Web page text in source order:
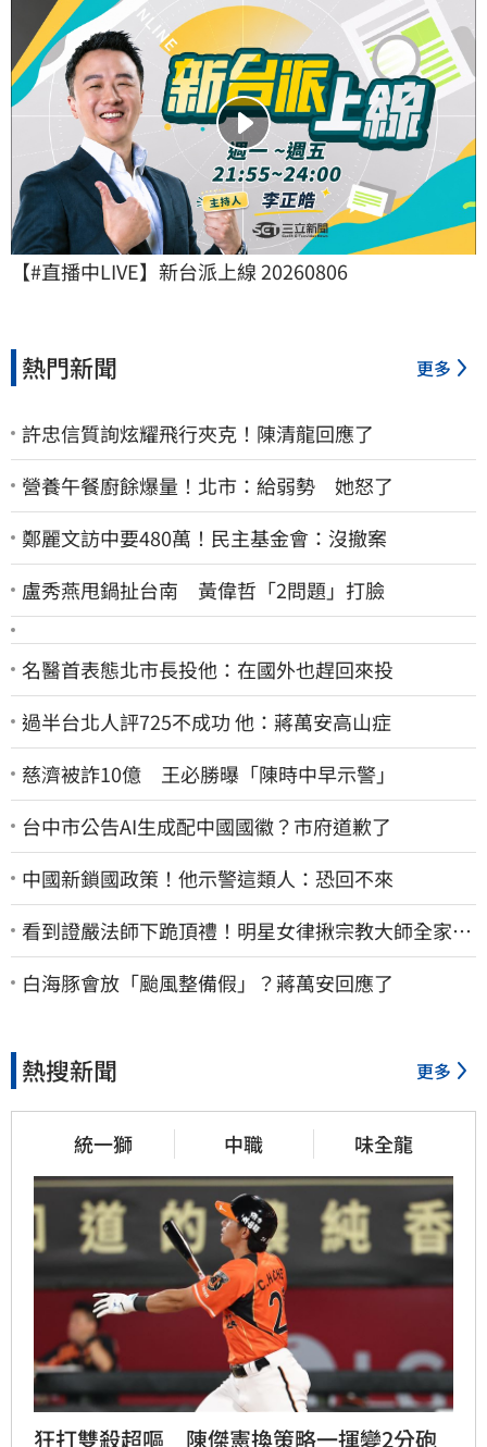
【#直播中LIVE】新台派上線 20260806
熱門新聞 更多
許忠信質詢炫耀飛行夾克！陳清龍回應了
營養午餐廚餘爆量！北市：給弱勢 她怒了
鄭麗文訪中要480萬！民主基金會：沒撤案
盧秀燕甩鍋扯台南 黃偉哲「2問題」打臉
名醫首表態北市長投他：在國外也趕回來投
過半台北人評725不成功 他：蔣萬安高山症
慈濟被詐10億 王必勝曝「陳時中早示警」
台中市公告AI生成配中國國徽？市府道歉了
中國新鎖國政策！他示警這類人：恐回不來
看到證嚴法師下跪頂禮！明星女律揪宗教大師全家詐
慈濟…全家爽睡黃金堆
白海豚會放「颱風整備假」？蔣萬安回應了
熱搜新聞 更多
統一獅 中職 味全龍
狂打雙殺超嘔　陳傑憲換策略一揮變2分砲